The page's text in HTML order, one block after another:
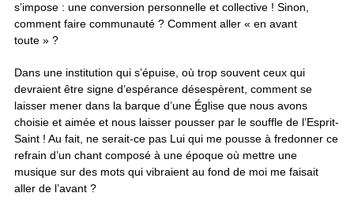
s’impose : une conversion personnelle et collective ! Sinon,
comment faire communauté ? Comment aller « en avant
toute » ?
Dans une institution qui s’épuise, où trop souvent ceux qui
devraient être signe d’espérance désespèrent, comment se
laisser mener dans la barque d’une Église que nous avons
choisie et aimée et nous laisser pousser par le souffle de l’Esprit-
Saint ! Au fait, ne serait-ce pas Lui qui me pousse à fredonner ce
refrain d’un chant composé à une époque où mettre une
musique sur des mots qui vibraient au fond de moi me faisait
aller de l’avant ?